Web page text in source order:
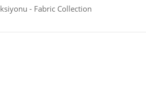
- Fabric Collection